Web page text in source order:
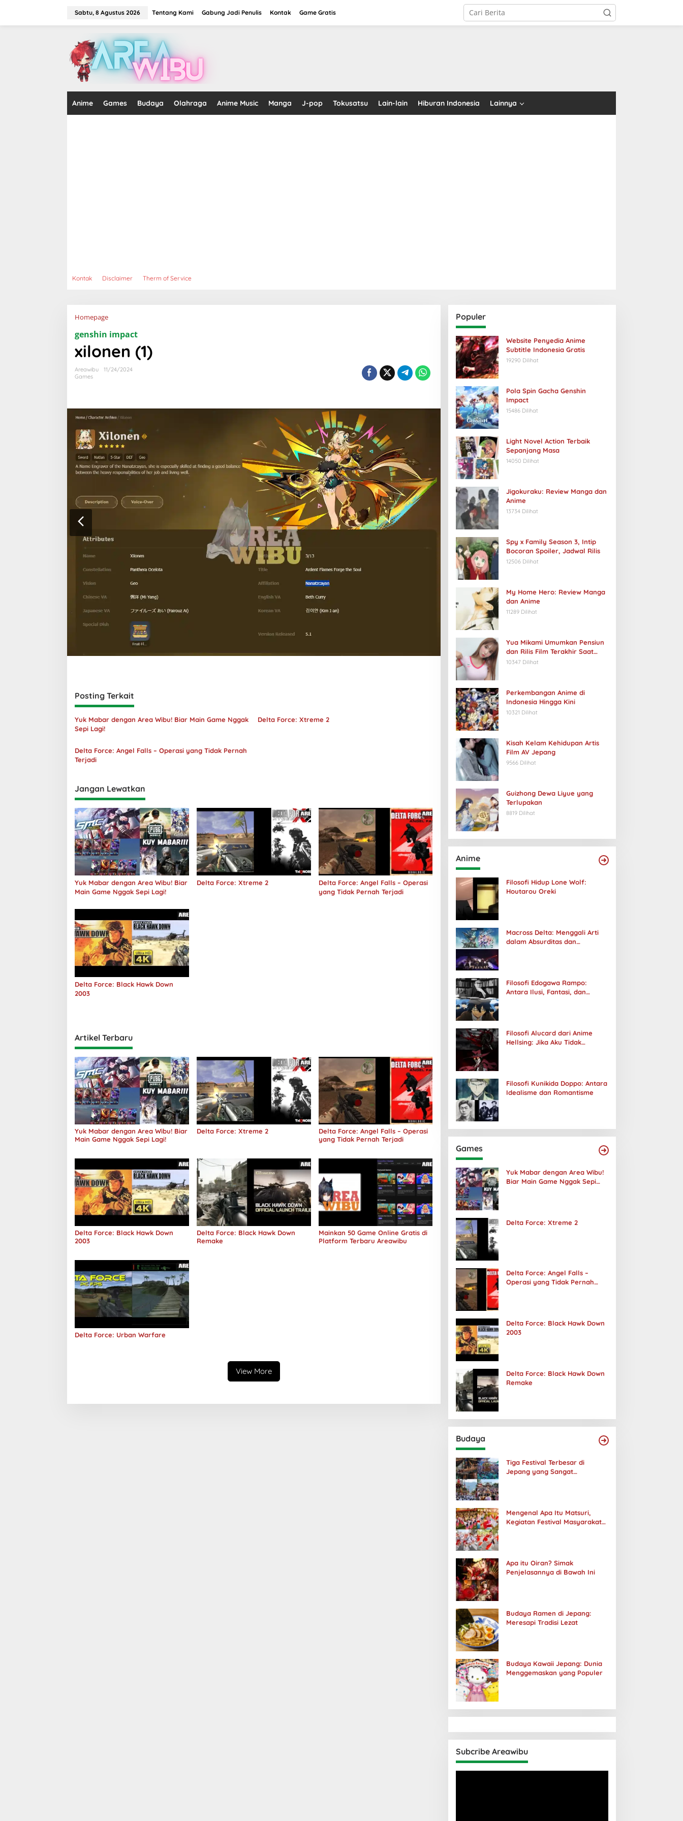
Sabtu, 8 Agustus 2026 Tentang Kami Gabung Jadi Penulis Kontak Game Gratis
Anime Games Budaya Olahraga Anime Music Manga J-pop Tokusatsu Lain-lain Hiburan Indonesia Lainnya
Kontak Disclaimer Therm of Service
HomepageLampiran
genshin impact
xilonen (1)
Areawibu
11/24/2024
Games
Posting Terkait
Yuk Mabar dengan Area Wibu! Biar Main Game Nggak
Sepi Lagi!
Delta Force: Xtreme 2
Delta Force: Angel Falls – Operasi yang Tidak Pernah
Terjadi
Jangan Lewatkan
Yuk Mabar dengan Area Wibu! Biar
Main Game Nggak Sepi Lagi!
Delta Force: Xtreme 2
Delta Force: Angel Falls – Operasi
yang Tidak Pernah Terjadi
Delta Force: Black Hawk Down
2003
Artikel Terbaru
Yuk Mabar dengan Area Wibu! Biar
Main Game Nggak Sepi Lagi!
Delta Force: Xtreme 2
Delta Force: Angel Falls – Operasi
yang Tidak Pernah Terjadi
Delta Force: Black Hawk Down
2003
Delta Force: Black Hawk Down
Remake
Mainkan 50 Game Online Gratis di
Platform Terbaru Areawibu
Delta Force: Urban Warfare
View More
Populer
Website Penyedia Anime
Subtitle Indonesia Gratis
19290 Dilihat
Pola Spin Gacha Genshin
Impact
15486 Dilihat
Light Novel Action Terbaik
Sepanjang Masa
14050 Dilihat
Jigokuraku: Review Manga dan
Anime
13734 Dilihat
Spy x Family Season 3, Intip
Bocoran Spoiler, Jadwal Rilis
12506 Dilihat
My Home Hero: Review Manga
dan Anime
11289 Dilihat
Yua Mikami Umumkan Pensiun
dan Rilis Film Terakhir Saat
Ulang Tahun
10347 Dilihat
Perkembangan Anime di
Indonesia Hingga Kini
10321 Dilihat
Kisah Kelam Kehidupan Artis
Film AV Jepang
9566 Dilihat
Guizhong Dewa Liyue yang
Terlupakan
8819 Dilihat
Anime
Filosofi Hidup Lone Wolf:
Houtarou Oreki
Macross Delta: Menggali Arti
dalam Absurditas dan
Filosofi Edogawa Rampo:
Antara Ilusi, Fantasi, dan
Filosofi Alucard dari Anime
Hellsing: Jika Aku Tidak
Filosofi Kunikida Doppo: Antara
Idealisme dan Romantisme
Games
Yuk Mabar dengan Area Wibu!
Biar Main Game Nggak Sepi
Delta Force: Xtreme 2
Delta Force: Angel Falls –
Operasi yang Tidak Pernah
Delta Force: Black Hawk Down
2003
Delta Force: Black Hawk Down
Remake
Budaya
Tiga Festival Terbesar di
Jepang yang Sangat
Mengenal Apa Itu Matsuri,
Kegiatan Festival Masyarakat
Apa itu Oiran? Simak
Penjelasannya di Bawah Ini
Budaya Ramen di Jepang:
Meresapi Tradisi Lezat
Budaya Kawaii Jepang: Dunia
Menggemaskan yang Populer
Subcribe Areawibu